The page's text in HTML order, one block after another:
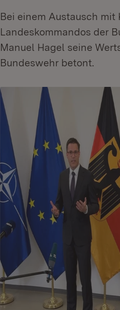
Bei einem Austausch mit
Landeskommandos der
Manuel Hagel seine
Bundeswehr betont.